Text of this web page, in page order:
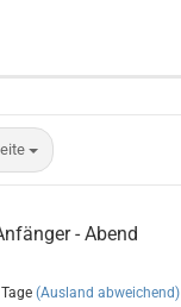
- Abend
(Ausland abweichend)